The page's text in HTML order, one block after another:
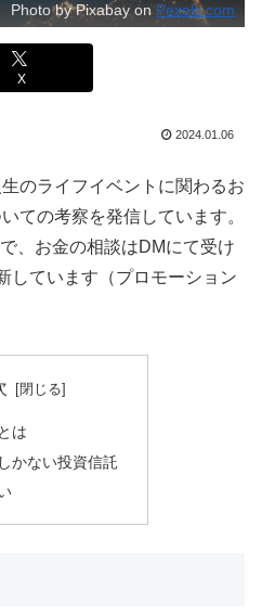
Photo by Pixabay onPexels.com
X
2024.01.06
のライフイベントに関わるお
ての考察を発信しています。
、お金の相談はDMにて受け
しています（プロモーション
は
かない投資信託